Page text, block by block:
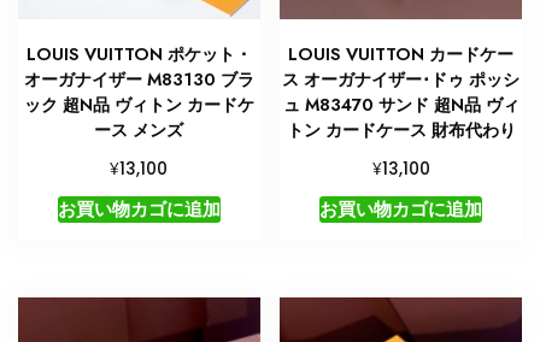
LOUIS VUITTON ポケット・
オーガナイザー M83130 ブラ
ック 超N品 ヴィトン カードケ
ース メンズ
¥13,100
お買い物カゴに追加
LOUIS VUITTON カードケー
ス オーガナイザー･ドゥ ポッシ
ュ M83470 サンド 超N品 ヴィ
トン カードケース 財布代わり
¥13,100
お買い物カゴに追加